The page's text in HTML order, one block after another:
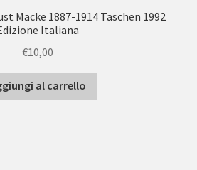
Macke 1887-1914 Taschen 1992
Italiana
€10,00
al carrello